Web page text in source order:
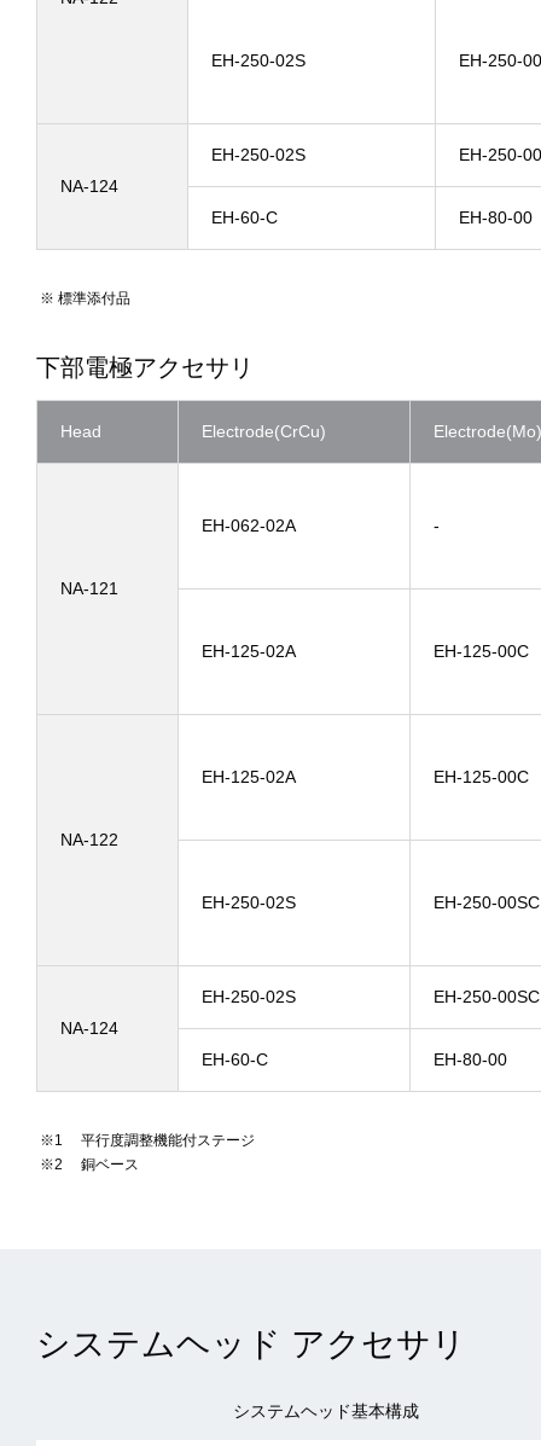
EH-250-02S EH-250-
NA-124
EH-250-02S EH-250-
EH-60-C EH-80-00
標準添付品
下部電極アクセサリ
Head Electrode(CrCu) Electrode(Mo)
NA-121
EH-062-02A -
EH-125-02A EH-125-00C
NA-122
EH-125-02A EH-125-00C
EH-250-02S EH-250-00SC
NA-124
EH-250-02S EH-250-00SC
EH-60-C EH-80-00
平行度調整機能付ステージ
銅ベース
システムヘッド アクセサリ
システムヘッド基本構成